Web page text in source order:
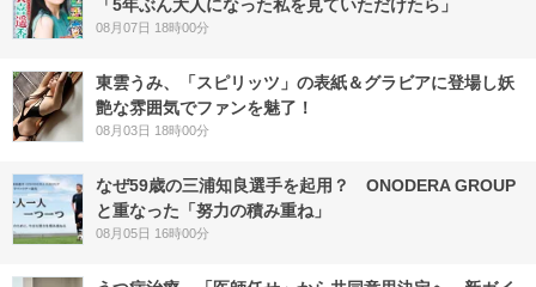
「5年ぶん大人になった私を見ていただけたら」
08月07日 18時00分
東雲うみ、「スピリッツ」の表紙＆グラビアに登場し妖
艶な雰囲気でファンを魅了！
08月03日 18時00分
なぜ59歳の三浦知良選手を起用？ ONODERA GROUP
と重なった「努力の積み重ね」
08月05日 16時00分